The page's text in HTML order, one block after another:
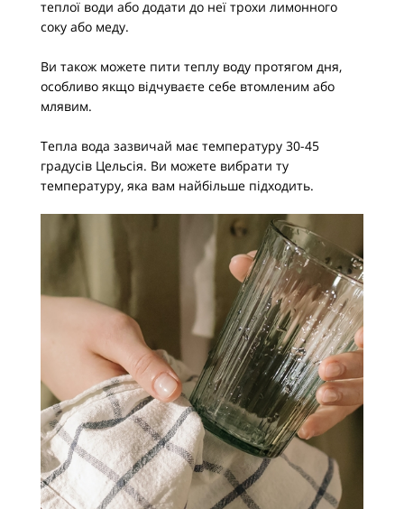
теплої води або додати до неї трохи лимонного
соку або меду.
Ви також можете пити теплу воду протягом дня,
особливо якщо відчуваєте себе втомленим або
млявим.
Тепла вода зазвичай має температуру 30-45
градусів Цельсія. Ви можете вибрати ту
температуру, яка вам найбільше підходить.